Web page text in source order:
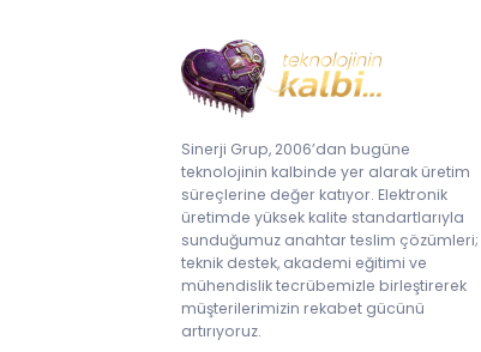
Sinerji Grup, 2006’dan bugüne
teknolojinin kalbinde yer alarak üretim
süreçlerine değer katıyor. Elektronik
üretimde yüksek kalite standartlarıyla
sunduğumuz anahtar teslim çözümleri;
teknik destek, akademi eğitimi ve
mühendislik tecrübemizle birleştirerek
müşterilerimizin rekabet gücünü
artırıyoruz.